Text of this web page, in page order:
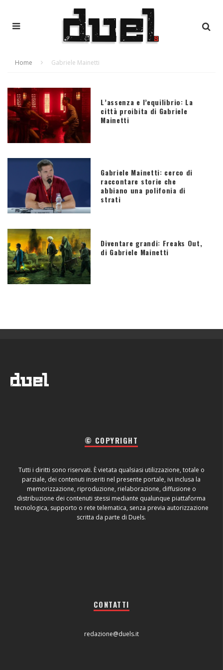
Home Gabriele Mainetti
L’assenza e l’equilibrio: La
città proibita di Gabriele
Mainetti
Gabriele Mainetti: cerco di
raccontare storie che
abbiano una polifonia di
strati
Diventare grandi: Freaks Out,
di Gabriele Mainetti
© COPYRIGHT
Tutti i diritti sono riservati. È vietata qualsiasi utilizzazione, totale o
parziale, dei contenuti inseriti nel presente portale, ivi inclusa la
memorizzazione, riproduzione, rielaborazione, diffusione o
distribuzione dei contenuti stessi mediante qualunque piattaforma
tecnologica, supporto o rete telematica, senza previa autorizzazione
scritta da parte di Duels.
CONTATTI
redazione@duels.it